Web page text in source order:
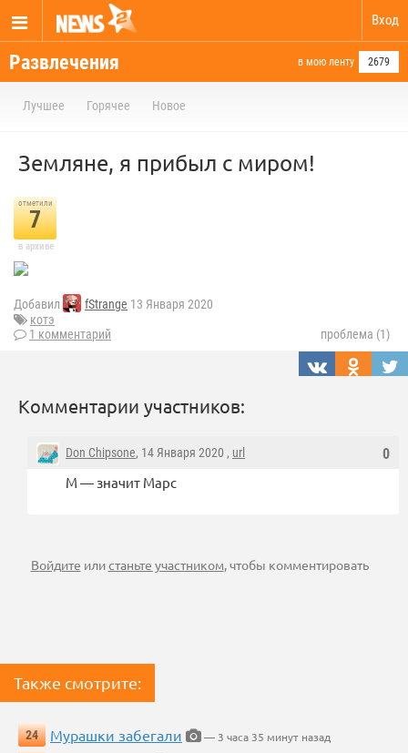
Вход
Развлечения в мою ленту 2679
Лучшее Горячее Новое
Земляне, я прибыл с миром!
отметили
7
в архиве
Добавил fStrange 13 Января 2020
котэ
1 комментарий
проблема (1)
Комментарии участников:
0
Don Chipsone, 14 Января 2020 , url
М — значит Марс
Войдите илистаньте участником, чтобы комментировать
Также смотрите:
24 Мурашки забегали
— 3 часа 35 минут назад